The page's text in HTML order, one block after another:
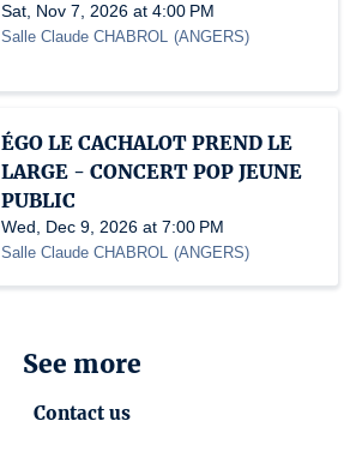
Sat, Nov 7, 2026 at 4:00 PM
Salle Claude CHABROL (ANGERS)
ÉGO LE CACHALOT PREND LE
LARGE - CONCERT POP JEUNE
PUBLIC
Wed, Dec 9, 2026 at 7:00 PM
Salle Claude CHABROL (ANGERS)
See more
Contact us